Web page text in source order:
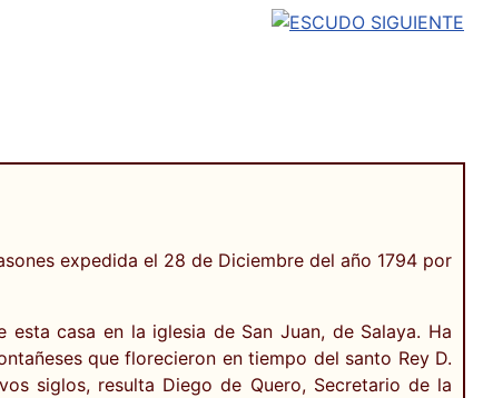
expedida el 28 de Diciembre del año 1794 por
casa en la iglesia de San Juan, de Salaya. Ha
que florecieron en tiempo del santo Rey D.
siglos, resulta Diego de Quero, Secretario de la